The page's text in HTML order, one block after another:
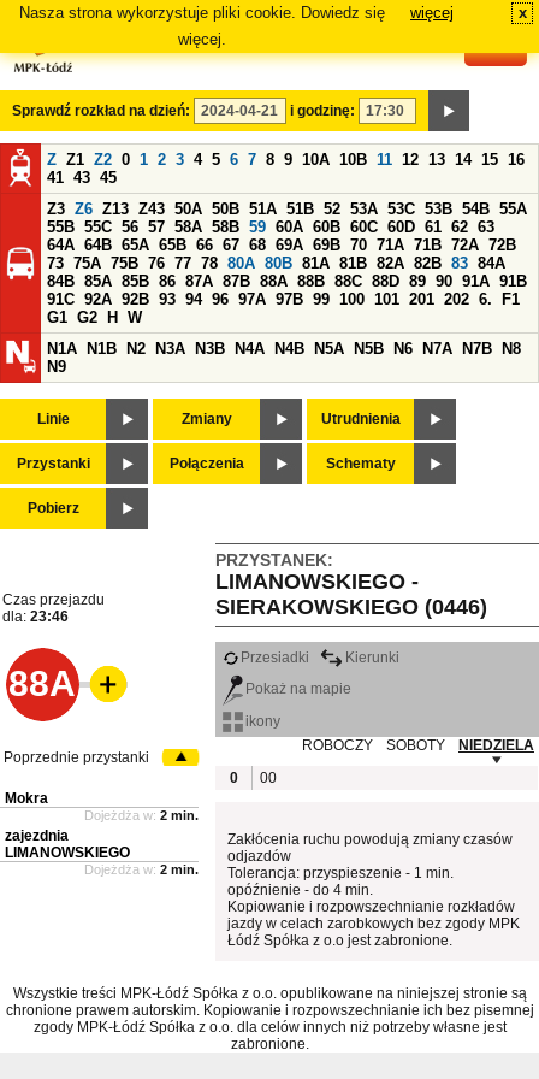
Nasza strona wykorzystuje pliki cookie. Dowiedz się
więcej.
więcej x
Sprawdź rozkład na dzień: i godzinę:
Z Z1 Z2 0 1 2 3 4 5 6 7 8 9 10A 10B 11 12 13 14 15 16
41 43 45
Z3 Z6 Z13 Z43 50A 50B 51A 51B 52 53A 53C 53B 54B 55A
55B 55C 56 57 58A 58B 59 60A 60B 60C 60D 61 62 63
64A 64B 65A 65B 66 67 68 69A 69B 70 71A 71B 72A 72B
73 75A 75B 76 77 78 80A 80B 81A 81B 82A 82B 83 84A
84B 85A 85B 86 87A 87B 88A 88B 88C 88D 89 90 91A 91B
91C 92A 92B 93 94 96 97A 97B 99 100 101 201 202 6.
F1
G1 G2 H
W
N1A
N1B N2 N3A N3B N4A N4B N5A N5B N6 N7A N7B
N8
N9
Linie Zmiany Utrudnienia
Przystanki Połączenia Schematy
Pobierz
PRZYSTANEK:
LIMANOWSKIEGO -
SIERAKOWSKIEGO (0446)
Czas przejazdu
dla: 23:46
88A
Przesiadki
Kierunki
Pokaż na mapie
ikony
ROBOCZY
SOBOTY
NIEDZIELA
0
00
Zakłócenia ruchu powodują zmiany czasów
odjazdów
Tolerancja: przyspieszenie - 1 min.
opóźnienie - do 4 min.
Kopiowanie i rozpowszechnianie rozkładów
jazdy w celach zarobkowych bez zgody MPK
Łódź Spółka z o.o jest zabronione.
Poprzednie przystanki
Mokra
Dojeżdża w: 2 min.
zajezdnia
LIMANOWSKIEGO
Dojeżdża w: 2 min.
Wszystkie treści MPK-Łódź Spółka z o.o. opublikowane na niniejszej stronie są
chronione prawem autorskim. Kopiowanie i rozpowszechnianie ich bez pisemnej
zgody MPK-Łódź Spółka z o.o. dla celów innych niż potrzeby własne jest
zabronione.